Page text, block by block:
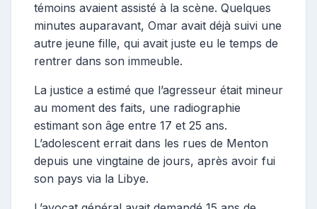
témoins avaient assisté à la scène. Quelques
minutes auparavant, Omar avait déjà suivi une
autre jeune fille, qui avait juste eu le temps de
rentrer dans son immeuble.
La justice a estimé que l’agresseur était mineur
au moment des faits, une radiographie
estimant son âge entre 17 et 25 ans.
L’adolescent errait dans les rues de Menton
depuis une vingtaine de jours, après avoir fui
son pays via la Libye.